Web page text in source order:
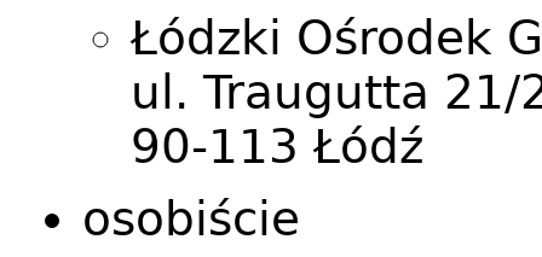
Łódzki Ośrodek
ul. Traugutta 21/
90-113 Łódź
osobiście